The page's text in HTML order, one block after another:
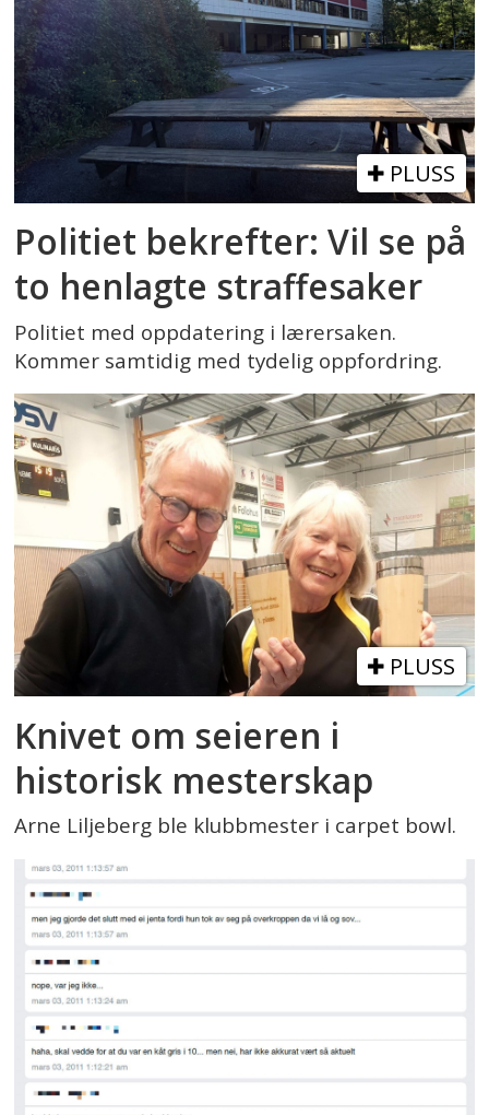
PLUSS
Politiet bekrefter: Vil se på
to henlagte straffesaker
Politiet med oppdatering i lærersaken.
Kommer samtidig med tydelig oppfordring.
PLUSS
Knivet om seieren i
historisk mesterskap
Arne Liljeberg ble klubbmester i carpet bowl.